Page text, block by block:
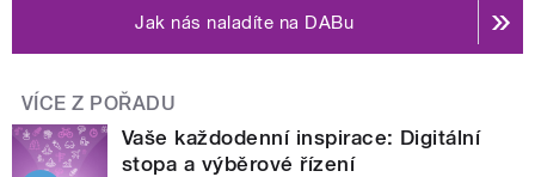
Jak nás naladíte na DABu
VÍCE Z POŘADU
Vaše každodenní inspirace: Digitální
stopa a výběrové řízení